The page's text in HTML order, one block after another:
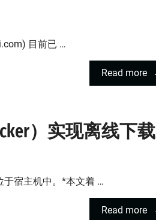
目前已 …
Read more
）实现离线下载
于宿主机中。*本文着 …
Read more